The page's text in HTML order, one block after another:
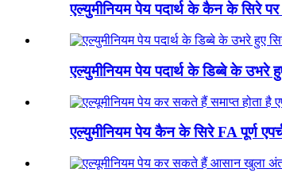
एल्युमीनियम पेय पदार्थ के कैन के सिरे
एल्युमीनियम पेय पदार्थ के डिब्बे के उभरे
एल्युमीनियम पेय कैन के सिरे FA पूर्ण